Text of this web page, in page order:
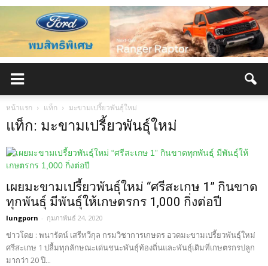
หน้าแรก แท็ก มะขามเปรี้ยวพันธุ์ใหม่
แท็ก: มะขามเปรี้ยวพันธุ์ใหม่
เผยมะขามเปรี้ยวพันธุ์ใหม่ “ศรีสะเกษ 1” กินขาด
ทุกพันธุ์ มีพันธุ์ให้เกษตรกร 1,000 กิ่งต่อปี
lungporn - กุมภาพันธ์ 24, 2020
ข่าวโดย : พนารัตน์ เสรีทวีกุล กรมวิชาการเกษตร อวดมะขามเปรี้ยวพันธุ์ใหม่
ศรีสะเกษ 1 ปลื้มทุกลักษณะเด่นชนะพันธุ์ท้องถิ่นและพันธุ์เดิมที่เกษตรกรปลูก
มากว่า 20 ปี...